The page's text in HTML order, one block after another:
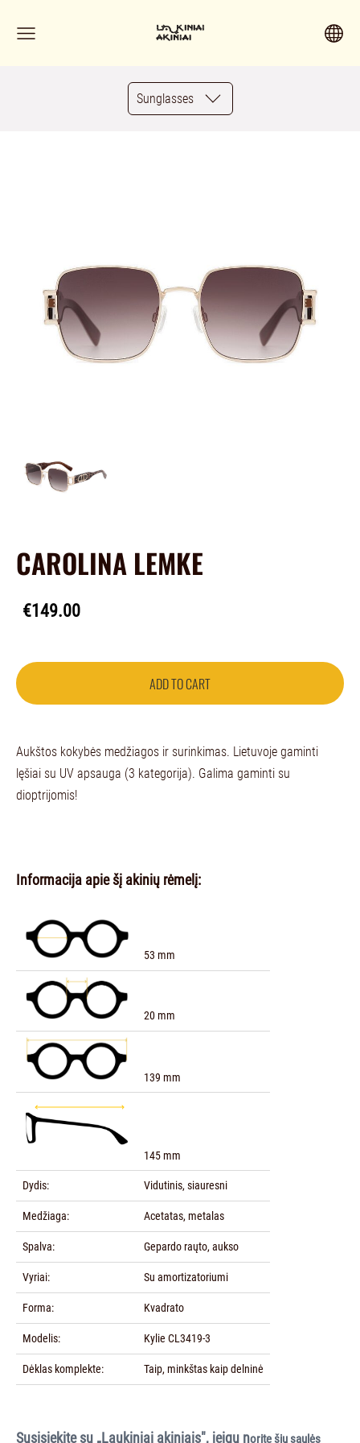
Sunglasses
CAROLINA LEMKE
€149.00
ADD TO CART
Aukštos kokybės medžiagos ir surinkimas. Lietuvoje gaminti
lęšiai su UV apsauga (3 kategorija). Galima gaminti su
dioptrijomis!
Informacija apie šį akinių rėmelį:
53 mm
20 mm
139 mm
145 mm
Dydis: Vidutinis, siauresni
Medžiaga: Acetatas, metalas
Spalva: Gepardo raųto, aukso
Vyriai: Su amortizatoriumi
Forma: Kvadrato
Modelis: Kylie CL3419-3
Dėklas komplekte: Taip, minkštas kaip delninė
Susisiekite su „Laukiniai akiniais", jeigu norite šių saulės